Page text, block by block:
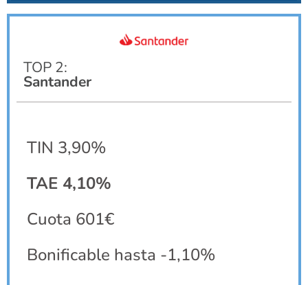
TOP 2:
Santander
TIN 3,90%
TAE 4,10%
Cuota 601€
Bonificable hasta -1,10%